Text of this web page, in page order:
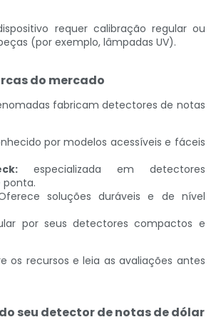
requer calibração regular ou
(por exemplo, lâmpadas UV).
do mercado
fabricam detectores de notas
por modelos acessíveis e fáceis
especializada em detectores
ponta.
soluções duráveis ​​e de nível
por seus detectores compactos e
os recursos e leia as avaliações antes
seu detector de notas de dólar